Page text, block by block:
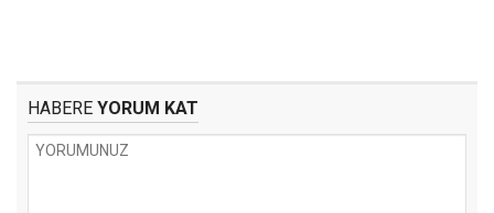
HABERE YORUM KAT